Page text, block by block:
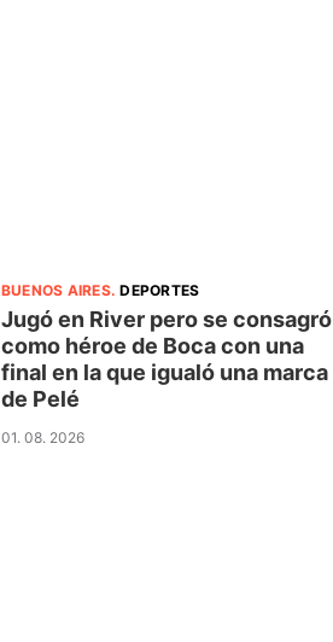
BUENOS AIRES.DEPORTES
Jugó en River pero se consagró
como héroe de Boca con una
final en la que igualó una marca
de Pelé
01. 08. 2026